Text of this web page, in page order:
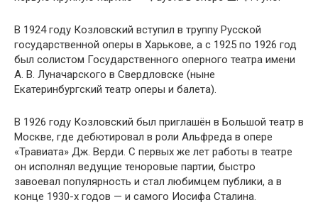
В 1924 году Козловский вступил в труппу Русской
государственной оперы в Харькове, а с 1925 по 1926 год
был солистом Государственного оперного театра имени
А. В. Луначарского в Свердловске (ныне
Екатеринбургский театр оперы и балета).
В 1926 году Козловский был приглашён в Большой театр в
Москве, где дебютировал в роли Альфреда в опере
«Травиата» Дж. Верди. С первых же лет работы в театре
он исполнял ведущие теноровые партии, быстро
завоевал популярность и стал любимцем публики, а в
конце 1930-х годов — и самого Иосифа Сталина.